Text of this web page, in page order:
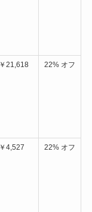
￥21,618 22% オフ
￥4,527 22% オフ